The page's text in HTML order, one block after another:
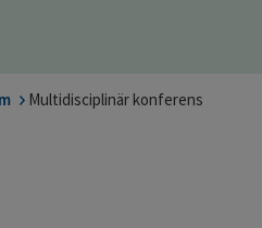
Multidisciplinär konferens